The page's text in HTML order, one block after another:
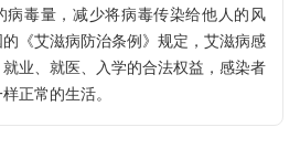
病毒量，减少将病毒传染给他人的风
《艾滋病防治条例》规定，艾滋病感
业、就医、入学的合法权益，感染者
正常的生活。